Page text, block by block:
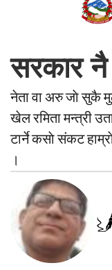
सरकार नै
नेता वा अरु जाे सुकै
खेल रमिता मन्त्री
टार्ने कसाे संकट
।